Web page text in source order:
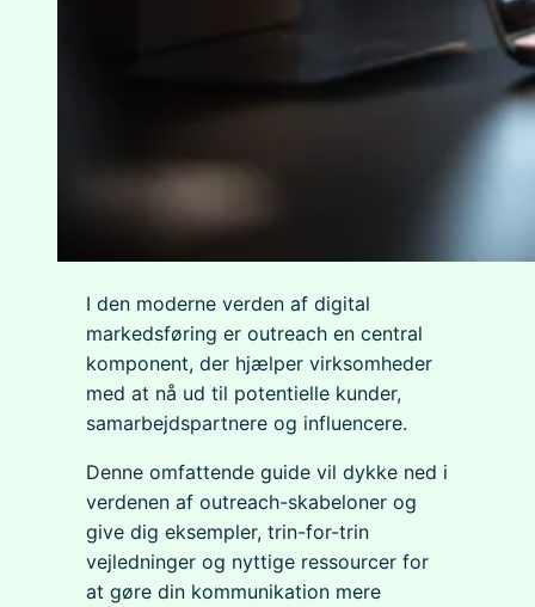
I den moderne verden af digital
markedsføring er outreach en central
komponent, der hjælper virksomheder
med at nå ud til potentielle kunder,
samarbejdspartnere og influencere.
Denne omfattende guide vil dykke ned i
verdenen af outreach-skabeloner og
give dig eksempler, trin-for-trin
vejledninger og nyttige ressourcer for
at gøre din kommunikation mere